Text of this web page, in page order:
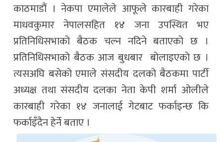
काठमाडौं । नेकपा एमालेले आफूले कारबाही गरेका
माधवकुमार नेपालसहित १४ जना उपस्थित भए
प्रतिनिधिसभाको बैठक चल्न नदिने बताएको छ ।
प्रतिनिधिसभाको बैठक आज बुधबार बोलाइएको छ ।
त्यसअघि बसेको एमाले संसदीय दलको बैठकमा पार्टी
अध्यक्ष तथा संसदीय दलका नेता केपी शर्मा ओलीले
कारबाही गरेका १४ जनालाई गेटबाट फर्काइन्छ कि
फर्काइँदैन हेर्ने बताए ।